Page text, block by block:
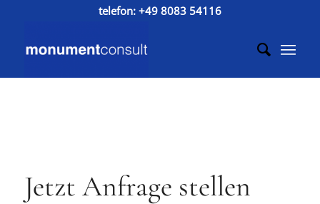
telefon: +49 8083 54116
Jetzt Anfrage stellen